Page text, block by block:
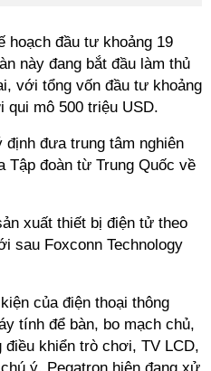
hoạch đầu tư khoảng 19
này đang bắt đầu làm thủ
với tổng vốn đầu tư khoảng
qui mô 500 triệu USD.
đưa trung tâm nghiên
Tập đoàn từ Trung Quốc về
xuất thiết bị điện tử theo
sau Foxconn Technology
của điện thoại thông
tính để bàn, bo mạch chủ,
khiển trò chơi, TV LCD,